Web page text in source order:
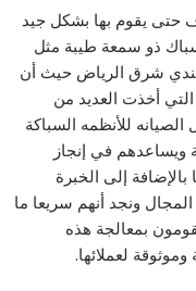
حتى يقوم بها بشكل جيد
سباك ذو سمعة طيبة مثل
شرق الرياض حيث أن
التي أخذت العديد من
للأنظمه السباكة
ويساعدهم في إنجاز
بالإضافة إلى الخبرة
ونجد أنهم سريعا ما
بمعالجة هذه
لعملائها.